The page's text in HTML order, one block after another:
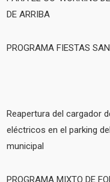
DE ARRIBA
PROGRAMA FIESTAS
Reapertura del cargador
eléctricos en el parking
municipal
PROGRAMA MIXTO DE